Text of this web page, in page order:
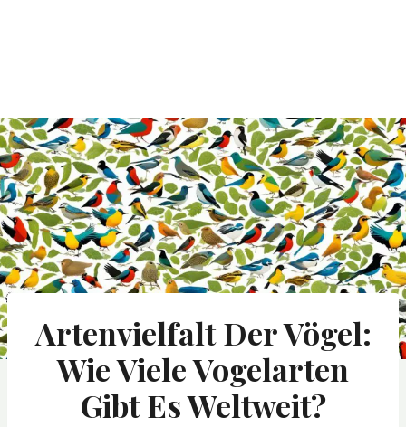
Artenvielfalt Der Vögel:
Wie Viele Vogelarten
Gibt Es Weltweit?